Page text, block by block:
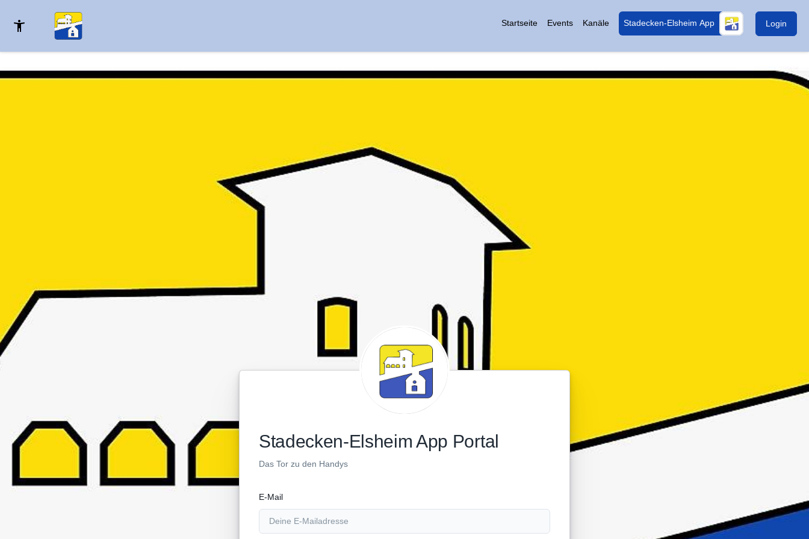
Startseite Events Kanäle Stadecken-Elsheim App Login
Stadecken-Elsheim App Portal
Das Tor zu den Handys
E-Mail